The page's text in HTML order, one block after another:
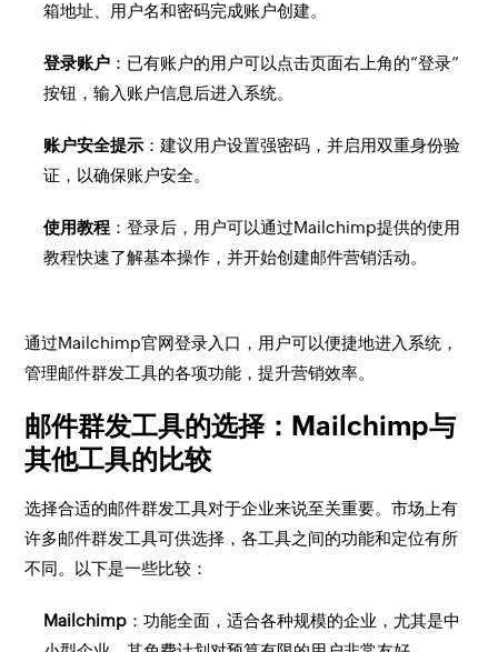
箱地址、用户名和密码完成账户创建。
登录账户 ：已有账户的用户可以点击页面右上角的“登录”
按钮，输入账户信息后进入系统。
账户安全提示 ：建议用户设置强密码，并启用双重身份验
证，以确保账户安全。
使用教程 ：登录后，用户可以通过Mailchimp提供的使用
教程快速了解基本操作，并开始创建邮件营销活动。
通过Mailchimp官网登录入口，用户可以便捷地进入系统，
管理邮件群发工具的各项功能，提升营销效率。
邮件群发工具的选择：Mailchimp与
其他工具的比较
选择合适的邮件群发工具对于企业来说至关重要。市场上有
许多邮件群发工具可供选择，各工具之间的功能和定位有所
不同。以下是一些比较：
Mailchimp ：功能全面，适合各种规模的企业，尤其是中